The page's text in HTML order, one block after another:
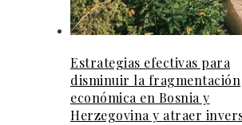
Estrategias efectivas para
disminuir la fragmentación
económica en Bosnia y
Herzegovina y atraer